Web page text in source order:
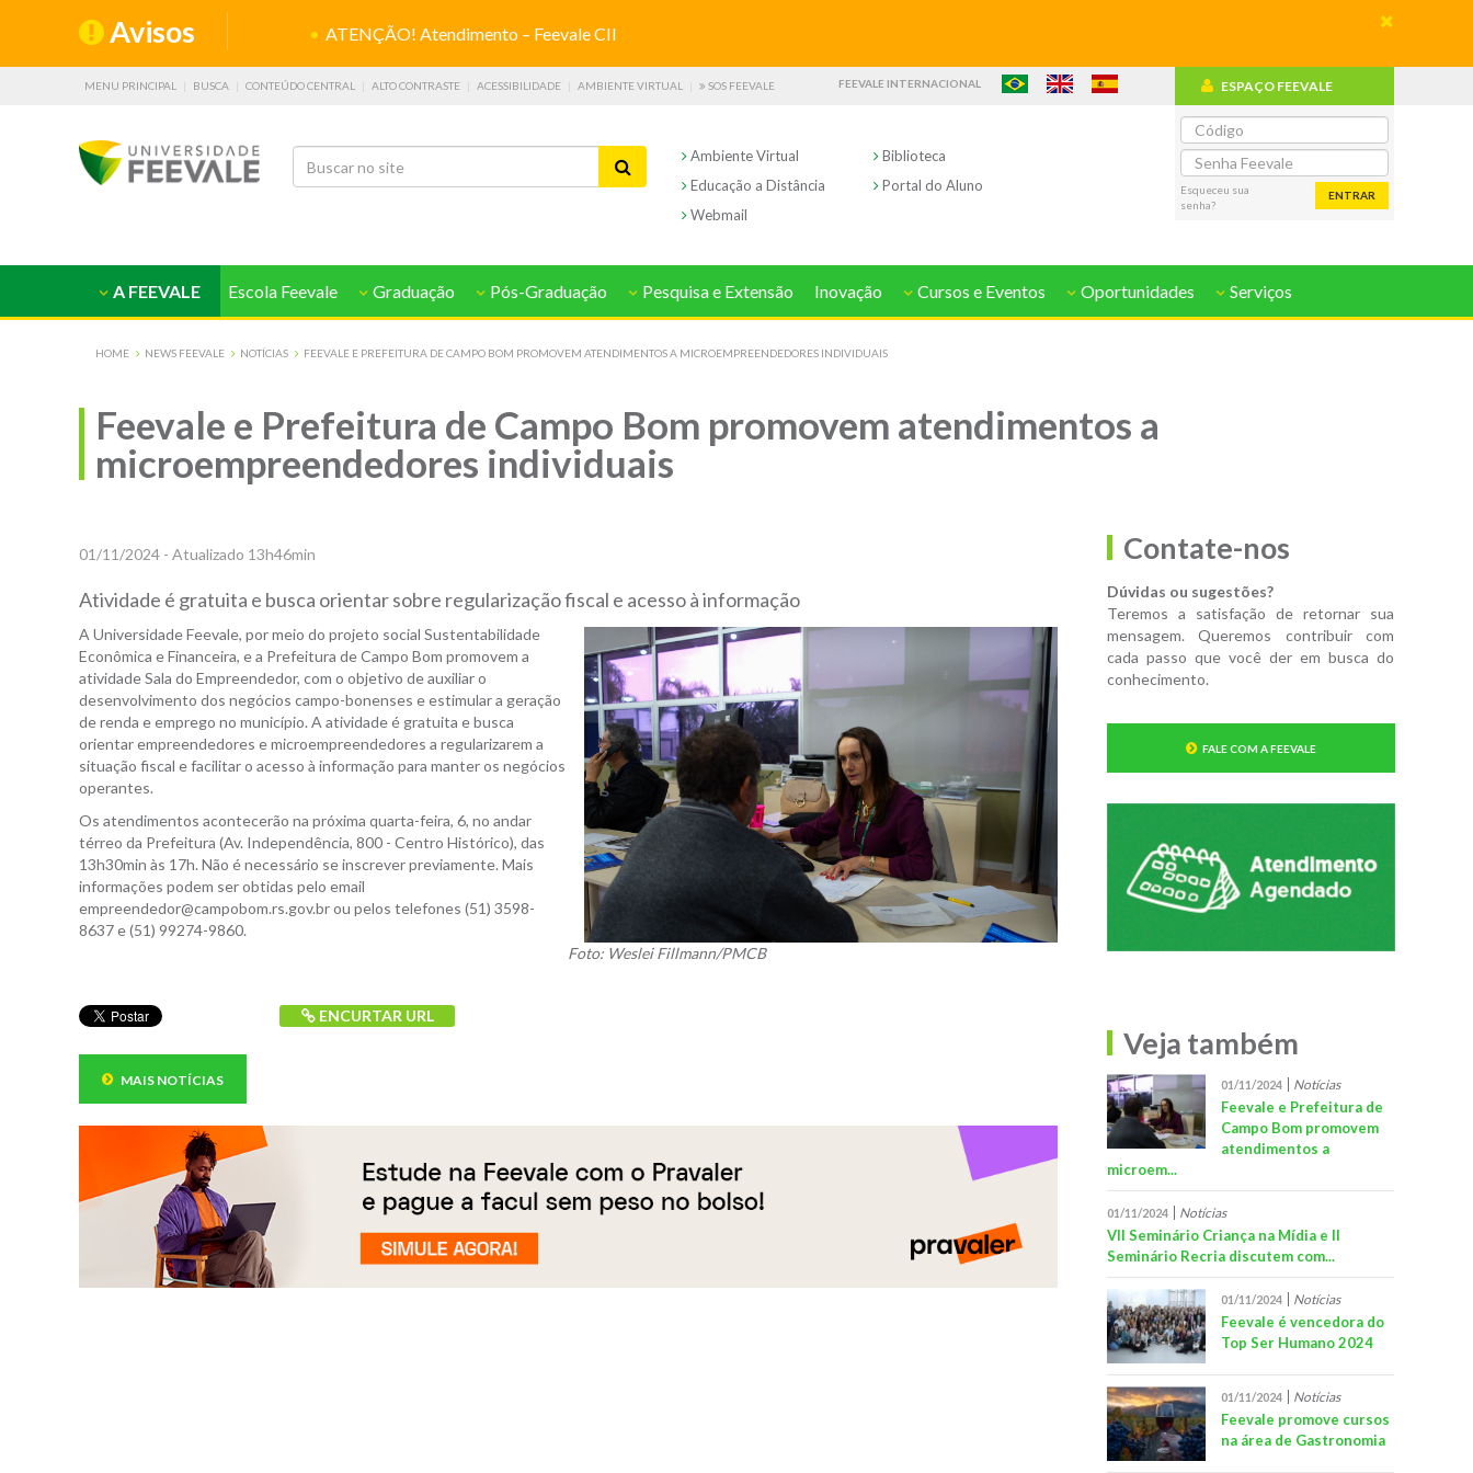
Avisos ATENÇÃO! Atendimento – Feevale CII
MENU PRINCIPAL BUSCA CONTEÚDO CENTRAL ALTO CONTRASTE ACESSIBILIDADE AMBIENTE VIRTUAL SOS FEEVALE FEEVALE INTERNACIONAL
Ambiente Virtual
Biblioteca
Educação a Distância
Portal do Aluno
Webmail
ESPAÇO FEEVALE
Esqueceu sua
senha?
ENTRAR
A FEEVALE Escola Feevale Graduação Pós-Graduação Pesquisa e Extensão Inovação Cursos e Eventos Oportunidades Serviços
HOME NEWS FEEVALE NOTÍCIAS FEEVALE E PREFEITURA DE CAMPO BOM PROMOVEM ATENDIMENTOS A MICROEMPREENDEDORES INDIVIDUAIS
Feevale e Prefeitura de Campo Bom promovem atendimentos a
microempreendedores individuais
01/11/2024 - Atualizado 13h46min
Atividade é gratuita e busca orientar sobre regularização fiscal e acesso à informação
Foto: Weslei Fillmann/PMCB
A Universidade Feevale, por meio do projeto social Sustentabilidade
Econômica e Financeira, e a Prefeitura de Campo Bom promovem a
atividade Sala do Empreendedor, com o objetivo de auxiliar o
desenvolvimento dos negócios campo-bonenses e estimular a geração
de renda e emprego no município. A atividade é gratuita e busca
orientar empreendedores e microempreendedores a regularizarem a
situação fiscal e facilitar o acesso à informação para manter os negócios
operantes.
Os atendimentos acontecerão na próxima quarta-feira, 6, no andar
térreo da Prefeitura (Av. Independência, 800 - Centro Histórico), das
13h30min às 17h. Não é necessário se inscrever previamente. Mais
informações podem ser obtidas pelo email
empreendedor@campobom.rs.gov.br ou pelos telefones (51) 3598-
8637 e (51) 99274-9860.
ENCURTAR URL
MAIS NOTÍCIAS
Contate-nos
Dúvidas ou sugestões?
Teremos a satisfação de retornar sua
mensagem. Queremos contribuir com
cada passo que você der em busca do
conhecimento.
FALE COM A FEEVALE
Veja também
01/11/2024 Notícias
Feevale e Prefeitura de
Campo Bom promovem
atendimentos a
microem...
01/11/2024 Notícias
VII Seminário Criança na Mídia e II
Seminário Recria discutem com...
01/11/2024 Notícias
Feevale é vencedora do
Top Ser Humano 2024
01/11/2024 Notícias
Feevale promove cursos
na área de Gastronomia